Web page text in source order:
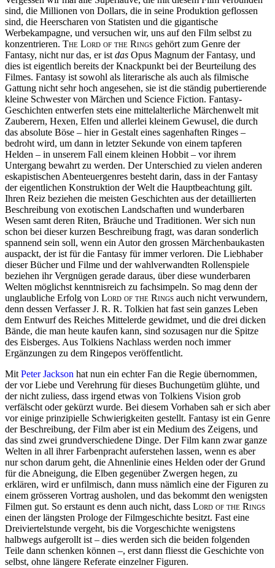
sind, die Millionen von Dollars, die in seine Produktion geflossen
sind, die Heerscharen von Statisten und die gigantische
Werbekampagne, und versuchen wir, uns auf den Film selbst zu
konzentrieren. The Lord of the Rings gehört zum Genre der
Fantasy, nicht nur das, er istdas Opus Magnum der Fantasy, und
dies ist eigentlich bereits der Knackpunkt bei der Beurteilung des
Filmes. Fantasy ist sowohl als literarische als auch als filmische
Gattung nicht sehr hoch angesehen, sie ist die ständig pubertierende
kleine Schwester von Märchen und Science Fiction. Fantasy-
Geschichten entwerfen stets eine mittelalterliche Märchenwelt mit
Zauberern, Hexen, Elfen und allerlei kleinem Gewusel, die durch
das absolute Böse – hier in Gestalt eines sagenhaften Ringes –
bedroht wird, um dann in letzter Sekunde von einem tapferen
Helden – in unserem Fall einem kleinen Hobbit – vor ihrem
Untergang bewahrt zu werden. Der Unterschied zu vielen anderen
eskapistischen Abenteuergenres besteht darin, dass in der Fantasy
der eigentlichen Konstruktion der Welt die Hauptbeachtung gilt.
Ihren Reiz beziehen die meisten Geschichten aus der detaillierten
Beschreibung von exotischen Landschaften und wunderbaren
Wesen samt deren Riten, Bräuche und Traditionen. Wer sich nun
schon bei dieser kurzen Beschreibung fragt, was daran sonderlich
spannend sein soll, wenn ein Autor den grossen Märchenbaukasten
auspackt, der ist für die Fantasy für immer verloren. Die Liebhaber
dieser Bücher und Filme und der wahlverwandten Rollenspiele
beziehen ihr Vergnügen gerade daraus, über diese wunderbaren
Welten möglichst kenntnisreich zu fachsimpeln. So mag denn der
unglaubliche Erfolg von Lord of the Rings auch nicht verwundern,
denn dessen Verfasser J. R. R. Tolkien hat fast sein ganzes Leben
dem Entwurf des Reiches Mittelerde gewidmet, und die drei dicken
Bände, die man heute kaufen kann, sind sozusagen nur die Spitze
des Eisberges. Aus Tolkiens Nachlass werden noch immer
Ergänzungen zu dem Ringepos veröffentlicht.
MitPeter Jackson hat nun ein echter Fan die Regie übernommen,
der vor Liebe und Verehrung für dieses Buchungetüm glühte, und
der nicht zuliess, dass irgend etwas von Tolkiens Vision grob
verfälscht oder gekürzt wurde. Bei diesem Vorhaben sah er sich aber
vor einige prinzipielle Schwierigkeiten gestellt. Fantasy ist ein Genre
der Beschreibung, der Film aber ist ein Medium des Zeigens, und
das sind zwei grundverschiedene Dinge. Der Film kann zwar ganze
Welten in all ihrer Farbenpracht auferstehen lassen, wenn es aber
nur schon darum geht, die Ahnenlinie eines Helden oder der Grund
für die Abneigung, die Elben gegenüber Zwergen hegen, zu
erklären, wird er unfilmisch, dann muss nämlich eine der Figuren zu
einem grösseren Vortrag ausholen, und das bekommt den wenigsten
Filmen gut. So erstaunt es denn auch nicht, dass Lord of the Rings
einen der längsten Prologe der Filmgeschichte besitzt. Fast eine
Dreiviertelstunde vergeht, bis die Vorgeschichte wenigstens
halbwegs aufgerollt ist – dies werden sich die beiden folgenden
Teile dann schenken können –, erst dann fliesst die Geschichte von
selbst, ohne längere Referate einzelner Figuren.